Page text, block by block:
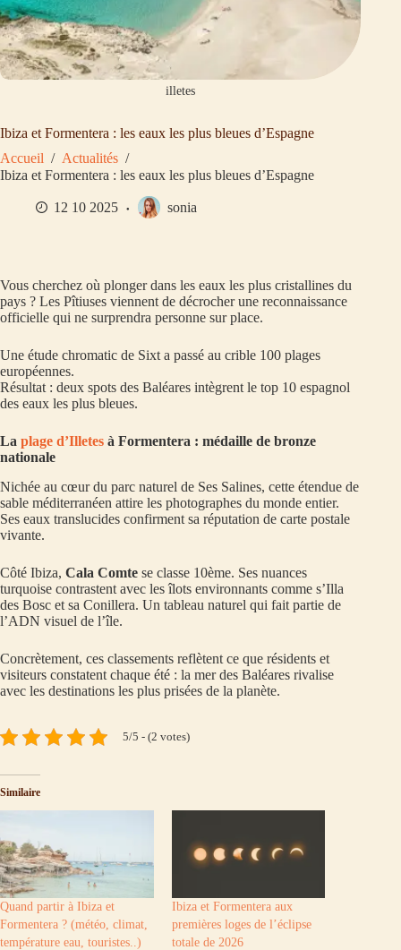
illetes
Ibiza et Formentera : les eaux les plus bleues d’Espagne
Accueil / Actualités /
Ibiza et Formentera : les eaux les plus bleues d’Espagne
12 10 2025 sonia
Vous cherchez où plonger dans les eaux les plus cristallines du
pays ? Les Pîtiuses viennent de décrocher une reconnaissance
officielle qui ne surprendra personne sur place.
Une étude chromatic de Sixt a passé au crible 100 plages
européennes.
Résultat : deux spots des Baléares intègrent le top 10 espagnol
des eaux les plus bleues.
La plage d’Illetes à Formentera : médaille de bronze
nationale
Nichée au cœur du parc naturel de Ses Salines, cette étendue de
sable méditerranéen attire les photographes du monde entier.
Ses eaux translucides confirment sa réputation de carte postale
vivante.
Côté Ibiza, Cala Comte se classe 10ème. Ses nuances
turquoise contrastent avec les îlots environnants comme s’Illa
des Bosc et sa Conillera. Un tableau naturel qui fait partie de
l’ADN visuel de l’île.
Concrètement, ces classements reflètent ce que résidents et
visiteurs constatent chaque été : la mer des Baléares rivalise
avec les destinations les plus prisées de la planète.
5/5 - (2 votes)
Similaire
Quand partir à Ibiza et
Formentera ? (météo, climat,
température eau, touristes..)
Ibiza et Formentera aux
premières loges de l’éclipse
totale de 2026